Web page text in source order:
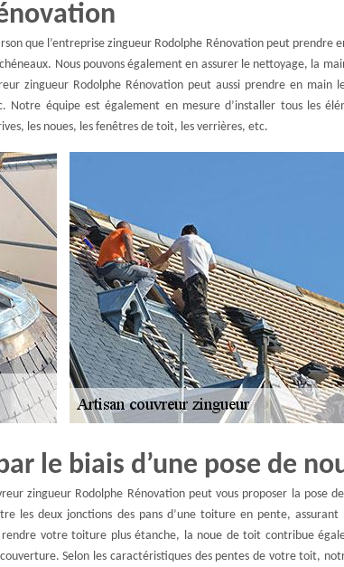
que l’entreprise zingueur Rodolphe Rénovation peut prendre
Nous pouvons également en assurer le nettoyage, la
zingueur Rodolphe Rénovation peut aussi prendre en main
Notre équipe est également en mesure d’installer tous les
les noues, les fenêtres de toit, les verrières, etc.
le biais d’une pose de
zingueur Rodolphe Rénovation peut vous proposer la pose
les deux jonctions des pans d’une toiture en pente, assurant
votre toiture plus étanche, la noue de toit contribue
Selon les caractéristiques des pentes de votre toit,